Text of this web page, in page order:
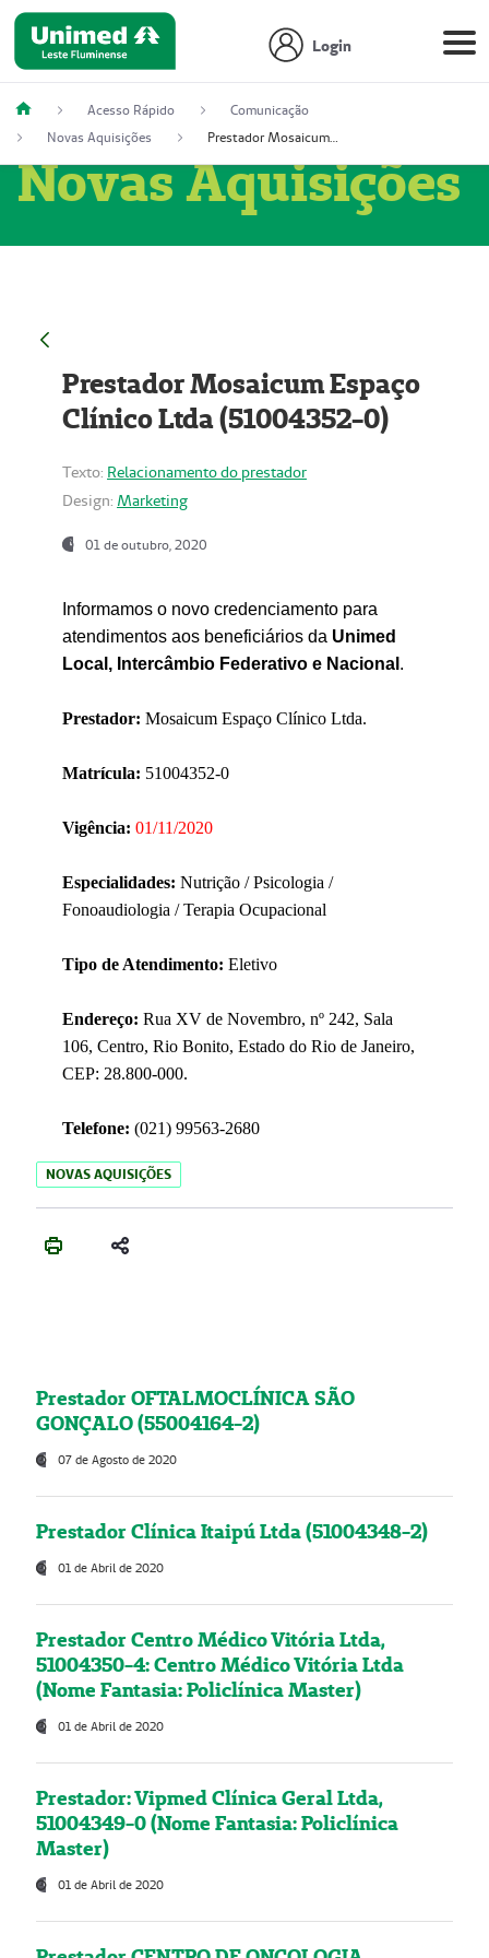
Login
Acesso Rápido
Comunicação
Novas Aquisições
Prestador Mosaicum Espaço Clínico Ltda (51004352-0)
Novas Aquisições
Prestador Mosaicum Espaço
Clínico Ltda (51004352-0)
Texto: Relacionamento do prestador
Design: Marketing
01 de outubro, 2020
Informamos o novo credenciamento para
atendimentos aos beneficiários da Unimed
Local, Intercâmbio Federativo e Nacional .
Prestador: Mosaicum Espaço Clínico Ltda.
Matrícula: 51004352-0
Vigência: 01/11/2020
Especialidades: Nutrição / Psicologia /
Fonoaudiologia / Terapia Ocupacional
Tipo de Atendimento: Eletivo
Endereço: Rua XV de Novembro, nº 242, Sala
106, Centro, Rio Bonito, Estado do Rio de Janeiro,
CEP: 28.800-000.
Telefone: (021) 99563-2680
NOVAS AQUISIÇÕES
Prestador OFTALMOCLÍNICA SÃO
GONÇALO (55004164-2)
07 de Agosto de 2020
Prestador Clínica Itaipú Ltda (51004348-2)
01 de Abril de 2020
Prestador Centro Médico Vitória Ltda,
51004350-4: Centro Médico Vitória Ltda
(Nome Fantasia: Policlínica Master)
01 de Abril de 2020
Prestador: Vipmed Clínica Geral Ltda,
51004349-0 (Nome Fantasia: Policlínica
Master)
01 de Abril de 2020